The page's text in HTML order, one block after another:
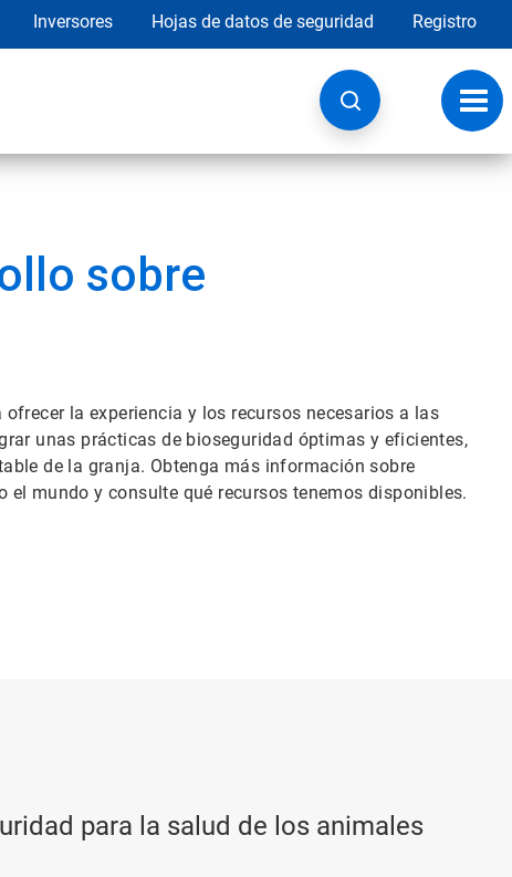
Inversores Hojas de datos de seguridad Registro
de
sobre
la experiencia y los recursos necesarios a las
unas prácticas de bioseguridad óptimas y eficientes,
de la granja. Obtenga más información sobre
mundo y consulte qué recursos tenemos disponibles.
para la salud de los animales